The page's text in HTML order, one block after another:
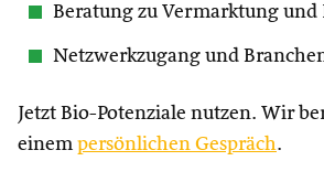
Beratung zu Vermarktung und
Netzwerkzugang und
Jetzt Bio-Potenziale nutzen. Wir
einem persönlichen Gespräch.